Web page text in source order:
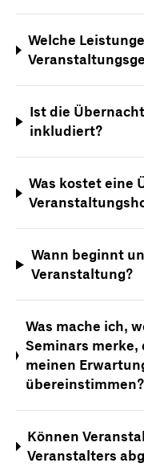
Welche
Ist die
inkludiert?
Was kostet eine
Wann beginnt
Veranstaltung?
Was mache ich,
Seminars
meinen
übereinstimmen?
Können
Veranstalters